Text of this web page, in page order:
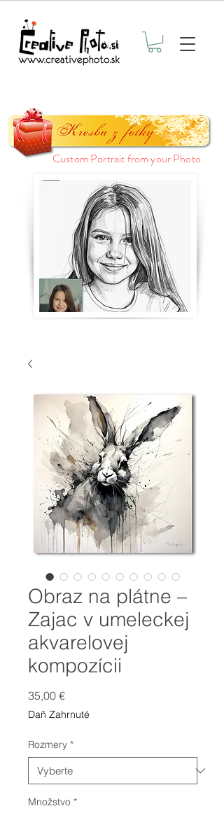
Custom Portrait from your Photo
Obraz na plátne –
Zajac v umeleckej
akvarelovej
kompozícii
35,00 €Price
Daň Zahrnuté
Rozmery *
Množstvo *